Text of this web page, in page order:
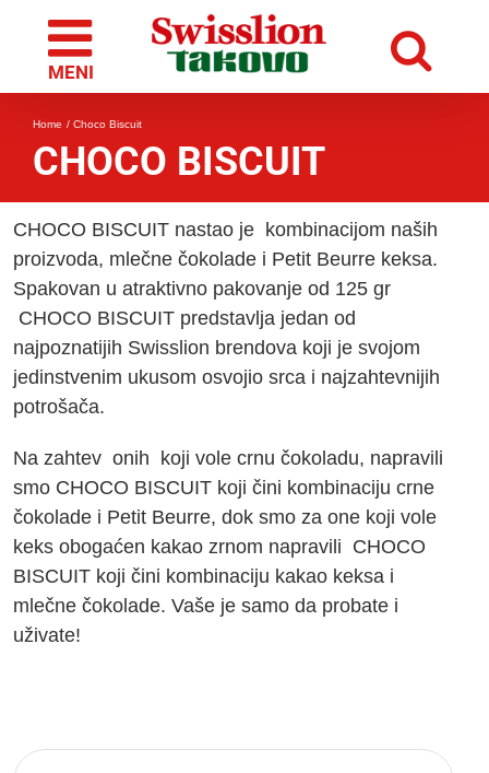
content
Home Choco Biscuit
CHOCO BISCUIT
CHOCO BISCUITnastao je kombinacijom naših
proizvoda, mlečne čokolade i Petit Beurre keksa.
Spakovan u atraktivno pakovanje od 125 gr
CHOCO BISCUITpredstavlja jedan od
najpoznatijih Swisslion brendova koji je svojom
jedinstvenim ukusom osvojio srca i najzahtevnijih
potrošača.
Na zahtev onih koji vole crnu čokoladu, napravili
smo CHOCO BISCUITkoji čini kombinaciju crne
čokolade i Petit Beurre, dok smo za one koji vole
keks obogaćen kakao zrnom napravili CHOCO
BISCUITkoji čini kombinaciju kakao keksa i
mlečne čokolade. Vaše je samo da probate i
uživate!